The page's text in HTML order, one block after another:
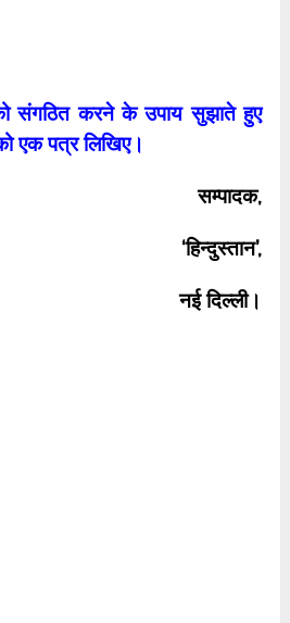
संगठित करने के उपाय सुझाते हुए
एक पत्र लिखिए।
सम्पादक,
‘हिन्दुस्तान’,
नई दिल्ली।